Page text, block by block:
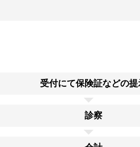
受付にて保険証などの提
診察